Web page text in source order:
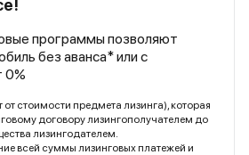
программы позволяют
без аванса* или с
0%
стоимости предмета лизинга), которая
договору лизингополучателем до
лизингодателем.
всей суммы лизинговых платежей и